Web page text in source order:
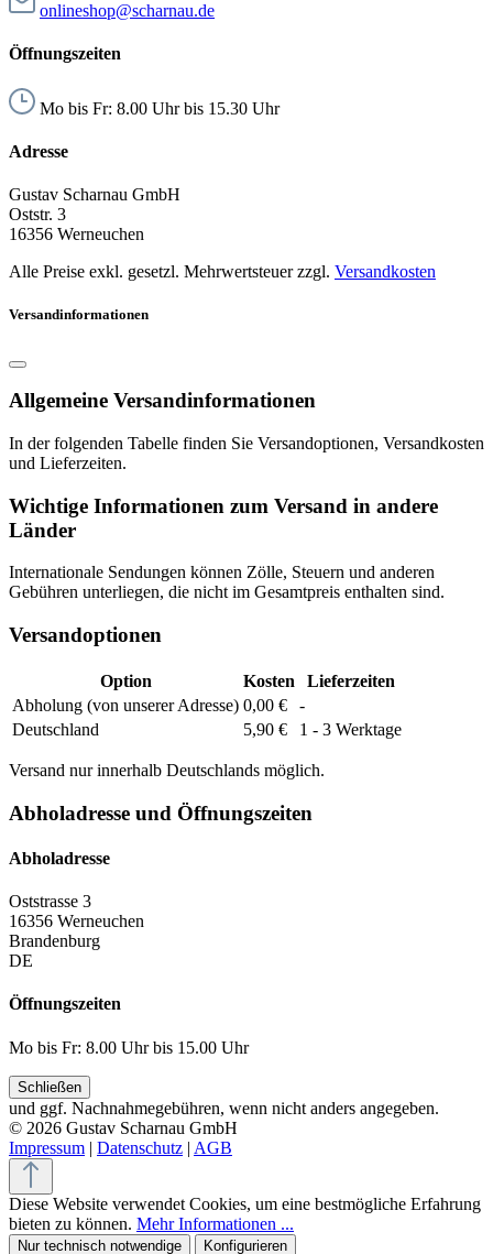
onlineshop@scharnau.de
Öffnungszeiten
Mo bis Fr: 8.00 Uhr bis 15.30 Uhr
Adresse
Gustav Scharnau GmbH
Oststr. 3
16356 Werneuchen
Alle Preise exkl. gesetzl. Mehrwertsteuer zzgl. Versandkosten
Versandinformationen
Allgemeine Versandinformationen
In der folgenden Tabelle finden Sie Versandoptionen, Versandkosten
und Lieferzeiten.
Wichtige Informationen zum Versand in andere
Länder
Internationale Sendungen können Zölle, Steuern und anderen
Gebühren unterliegen, die nicht im Gesamtpreis enthalten sind.
Versandoptionen
Option Kosten
Lieferzeiten
Abholung (von unserer Adresse) 0,00 €
-
Deutschland
5,90 € 1 - 3 Werktage
Versand nur innerhalb Deutschlands möglich.
Abholadresse und Öffnungszeiten
Abholadresse
Oststrasse 3
16356 Werneuchen
Brandenburg
DE
Öffnungszeiten
Mo bis Fr: 8.00 Uhr bis 15.00 Uhr
Schließen
und ggf. Nachnahmegebühren, wenn nicht anders angegeben.
© 2026 Gustav Scharnau GmbH
Impressum | Datenschutz | AGB
Diese Website verwendet Cookies, um eine bestmögliche Erfahrung
bieten zu können. Mehr Informationen ...
Nur technisch notwendige Konfigurieren